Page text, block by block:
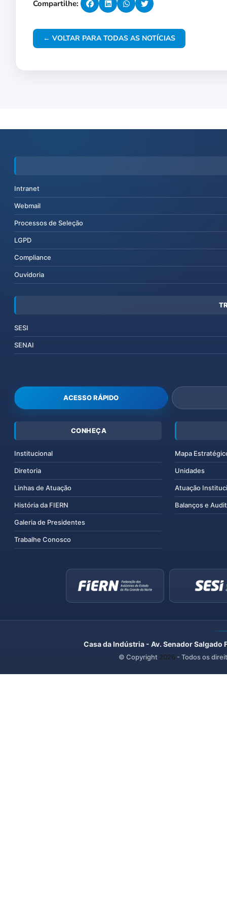
Compartilhe:
← VOLTAR PARA TODAS AS NOTÍCIAS
Intranet
Webmail
Processos de Seleção
LGPD
Compliance
Ouvidoria
SESI
SENAI
ACESSO RÁPIDO
CONHEÇA
Institucional
Diretoria
Linhas de Atuação
História da FIERN
Galeria de Presidentes
Trabalhe Conosco
Mapa
Unidades
Atuação
Balanços e
Casa da Indústria - Av. Senador
© Copyright 2026 - Todos os